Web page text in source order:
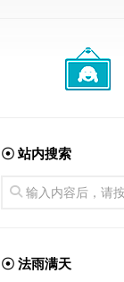
☉ 站内搜索
☉ 法雨满天